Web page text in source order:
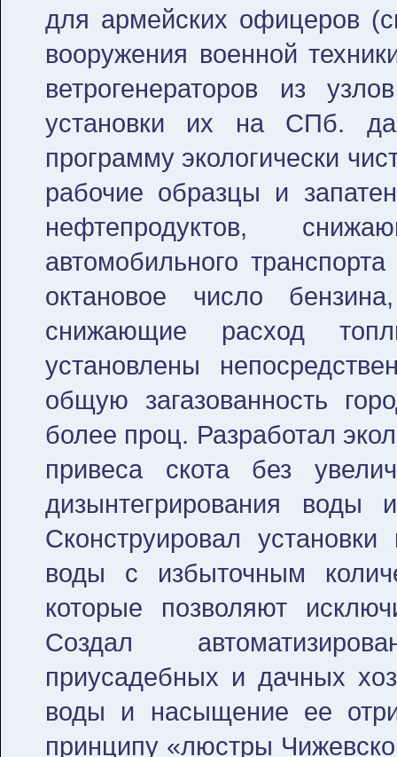
для армейских офицеров
вооружения военной
ветрогенераторов из
установки их на СПб.
программу экологически
рабочие образцы и
нефтепродуктов,
автомобильного
октановое число
снижающие расход
установлены
общую загазованность
более проц. Разработал
привеса скота без
дизынтегрирования воды
Сконструировал
воды с избыточным
которые позволяют
Создал
приусадебных и дачных
воды и насыщение ее
принципу «люстры